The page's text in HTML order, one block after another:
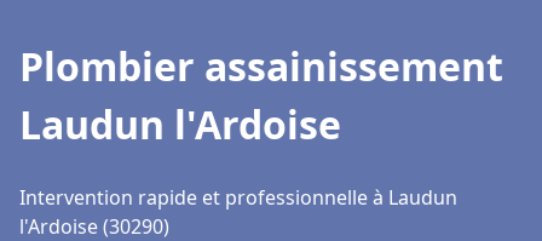
Plombier assainissement
Laudun l'Ardoise
Intervention rapide et professionnelle à Laudun
l'Ardoise (30290)